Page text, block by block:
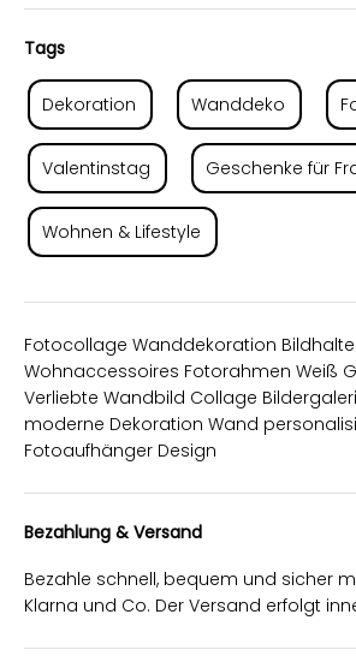
Tags
Dekoration Wanddeko
Valentinstag Geschenke für
Wohnen & Lifestyle
Fotocollage Wanddekoration
Wohnaccessoires Fotorahmen Weiß
Verliebte Wandbild Collage
moderne Dekoration Wand
Fotoaufhänger Design
Bezahlung & Versand
Bezahle schnell, bequem und sicher
Klarna und Co. Der Versand erfolgt